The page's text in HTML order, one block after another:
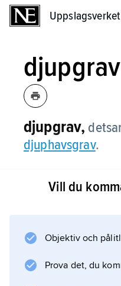
Uppslagsverket
djupgrav
djupgrav,
djuphavsgrav.
Vill du
Objektiv och
Prova det, du